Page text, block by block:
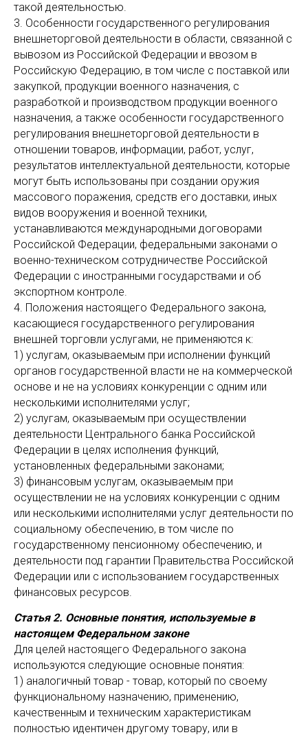
такой деятельностью.
3. Особенности государственного регулирования
внешнеторговой деятельности в области, связанной с
вывозом из Российской Федерации и ввозом в
Российскую Федерацию, в том числе с поставкой или
закупкой, продукции военного назначения, с
разработкой и производством продукции военного
назначения, а также особенности государственного
регулирования внешнеторговой деятельности в
отношении товаров, информации, работ, услуг,
результатов интеллектуальной деятельности, которые
могут быть использованы при создании оружия
массового поражения, средств его доставки, иных
видов вооружения и военной техники,
устанавливаются международными договорами
Российской Федерации, федеральными законами о
военно-техническом сотрудничестве Российской
Федерации с иностранными государствами и об
экспортном контроле.
4. Положения настоящего Федерального закона,
касающиеся государственного регулирования
внешней торговли услугами, не применяются к:
1) услугам, оказываемым при исполнении функций
органов государственной власти не на коммерческой
основе и не на условиях конкуренции с одним или
несколькими исполнителями услуг;
2) услугам, оказываемым при осуществлении
деятельности Центрального банка Российской
Федерации в целях исполнения функций,
установленных федеральными законами;
3) финансовым услугам, оказываемым при
осуществлении не на условиях конкуренции с одним
или несколькими исполнителями услуг деятельности по
социальному обеспечению, в том числе по
государственному пенсионному обеспечению, и
деятельности под гарантии Правительства Российской
Федерации или с использованием государственных
финансовых ресурсов.
Статья 2. Основные понятия, используемые в
настоящем Федеральном законе
Для целей настоящего Федерального закона
используются следующие основные понятия:
1) аналогичный товар - товар, который по своему
функциональному назначению, применению,
качественным и техническим характеристикам
полностью идентичен другому товару, или в